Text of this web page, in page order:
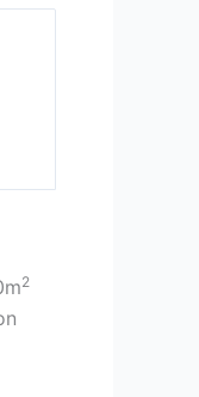
2